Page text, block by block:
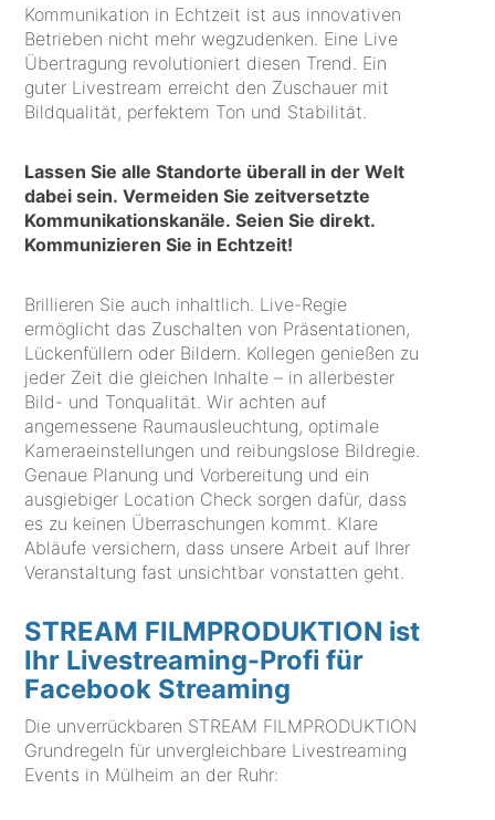
Kommunikation in Echtzeit ist aus innovativen
Betrieben nicht mehr wegzudenken. Eine Live
Übertragung revolutioniert diesen Trend. Ein
guter Livestream erreicht den Zuschauer mit
Bildqualität, perfektem Ton und Stabilität.
Lassen Sie alle Standorte überall in der Welt
dabei sein. Vermeiden Sie zeitversetzte
Kommunikationskanäle. Seien Sie direkt.
Kommunizieren Sie in Echtzeit!
Brillieren Sie auch inhaltlich. Live-Regie
ermöglicht das Zuschalten von Präsentationen,
Lückenfüllern oder Bildern. Kollegen genießen zu
jeder Zeit die gleichen Inhalte – in allerbester
Bild- und Tonqualität. Wir achten auf
angemessene Raumausleuchtung, optimale
Kameraeinstellungen und reibungslose Bildregie.
Genaue Planung und Vorbereitung und ein
ausgiebiger Location Check sorgen dafür, dass
es zu keinen Überraschungen kommt. Klare
Abläufe versichern, dass unsere Arbeit auf Ihrer
Veranstaltung fast unsichtbar vonstatten geht.
STREAM FILMPRODUKTION ist
Ihr Livestreaming-Profi für
Facebook Streaming
Die unverrückbaren STREAM FILMPRODUKTION
Grundregeln für unvergleichbare Livestreaming
Events in Mülheim an der Ruhr: